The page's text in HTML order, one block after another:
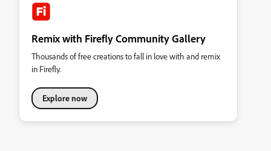
Remix with Firefly Community Gallery
Thousands of free creations to fall in love with and remix
in Firefly.
Explore now